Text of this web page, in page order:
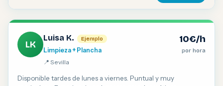
LK
Luisa K. Ejemplo
Limpieza + Plancha
📍 Sevilla
10€/h
por hora
Disponible tardes de lunes a viernes. Puntual y muy